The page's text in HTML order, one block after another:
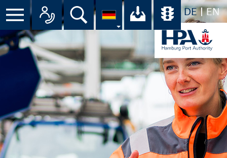
DE EN
Suche Ihr Download-